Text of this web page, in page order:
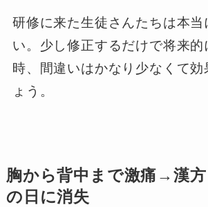
研修に来た生徒さんたちは本当
い。少し修正するだけで将来的
時、間違いはかなり少なくて効
ょう。
胸から背中まで激痛→漢
の日に消失